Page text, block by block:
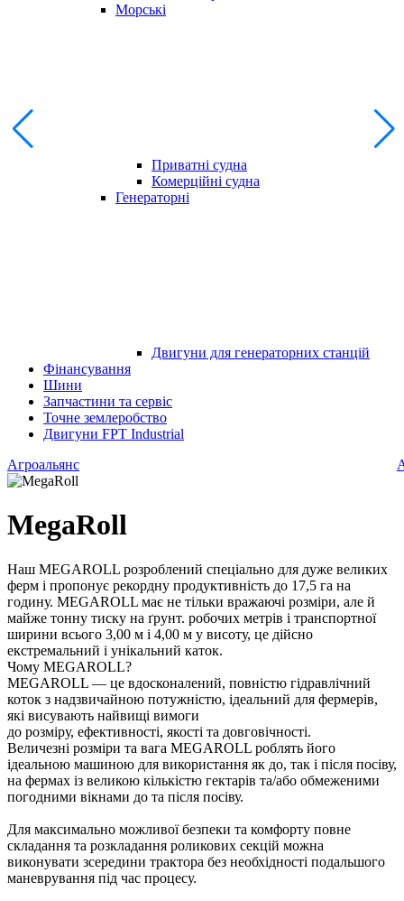
Морські
Приватні судна
Комерційні судна
Генераторні
Двигуни для генераторних станцій
Фінансування
Шини
Запчастини та сервіс
Точне землеробство
Двигуни FPT Industrial
Агроальянс
MegaRoll
Наш MEGAROLL розроблений спеціально для дуже великих
ферм і пропонує рекордну продуктивність до 17,5 га на
годину. MEGAROLL має не тільки вражаючі розміри, але й
майже тонну тиску на ґрунт. робочих метрів і транспортної
ширини всього 3,00 м і 4,00 м у висоту, це дійсно
екстремальний і унікальний каток.
Чому MEGAROLL?
MEGAROLL — це вдосконалений, повністю гідравлічний
коток з надзвичайною потужністю, ідеальний для фермерів,
які висувають найвищі вимоги
до розміру, ефективності, якості та довговічності.
Величезні розміри та вага MEGAROLL роблять його
ідеальною машиною для використання як до, так і після посіву,
на фермах із великою кількістю гектарів та/або обмеженими
погодними вікнами до та після посіву.
Для максимально можливої ​​безпеки та комфорту повне
складання та розкладання роликових секцій можна
виконувати зсередини трактора без необхідності подальшого
маневрування під час процесу.